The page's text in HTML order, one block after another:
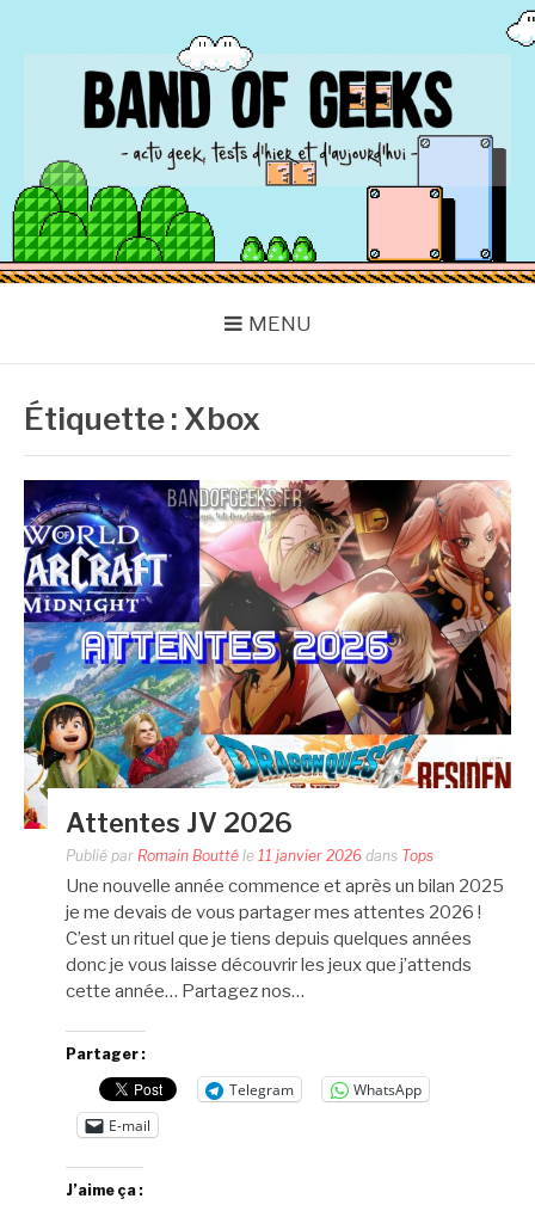
BAND OF GEEKS
Actu Geek d'hier et d'aujourd'hui
MENU
Étiquette : Xbox
Attentes JV 2026
Publié par Romain Boutté le 11 janvier 2026 dans Tops
Une nouvelle année commence et après un bilan 2025
je me devais de vous partager mes attentes 2026 !
C’est un rituel que je tiens depuis quelques années
donc je vous laisse découvrir les jeux que j’attends
cette année… Partagez nos…
Partager :
Telegram
WhatsApp
E-mail
J’aime ça :